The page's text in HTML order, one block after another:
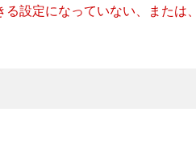
設定になっていない、また